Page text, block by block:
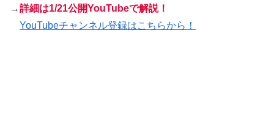
→詳細は1/21公開YouTubeで解説！
YouTubeチャンネル登録はこちらから！